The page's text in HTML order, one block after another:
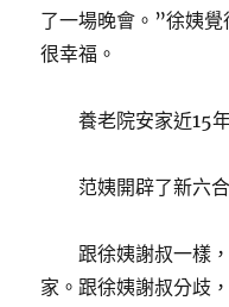
了一場晚會。”徐姨覺
很幸福。
養老院安家近15
范姨開辟了新六合
跟徐姨謝叔一樣，
家。跟徐姨謝叔分歧